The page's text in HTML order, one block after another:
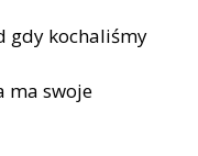
gdy kochaliśmy
ma swoje